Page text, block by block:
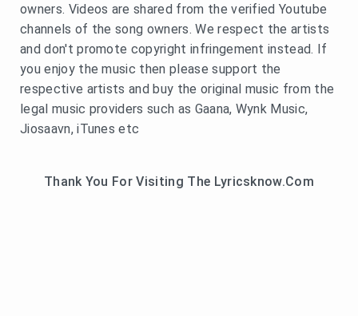
owners. Videos are shared from the verified Youtube
channels of the song owners. We respect the artists
and don't promote copyright infringement instead. If
you enjoy the music then please support the
respective artists and buy the original music from the
legal music providers such as Gaana, Wynk Music,
Jiosaavn, iTunes etc
Thank You For Visiting The Lyricsknow.Com